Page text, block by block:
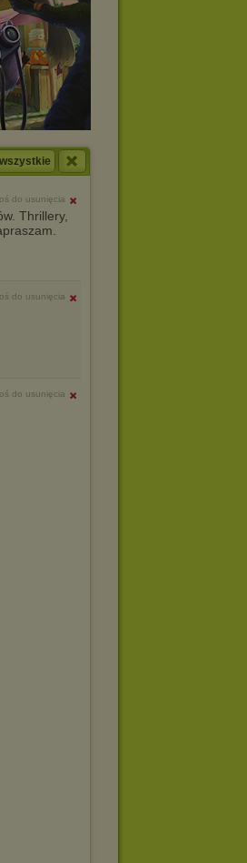
do usunięcia
Thrillery,
do usunięcia
do usunięcia